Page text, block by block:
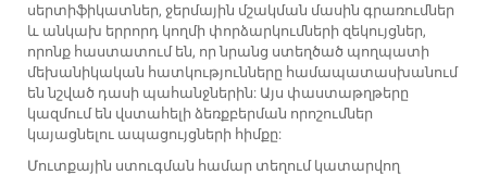
սերտիֆիկատներ, ջերմային մշակման մասին գրառումներ
և անկախ երրորդ կողմի փորձարկումների զեկույցներ,
որոնք հաստատում են, որ նրանց ստեղծած պողպատի
մեխանիկական հատկությունները համապատասխանում
են նշված դասի պահանջներին: Այս փաստաթղթերը
կազմում են վստահելի ձեռքբերման որոշումներ
կայացնելու ապացույցների հիմքը:
Մուտքային ստուգման համար տեղում կատարվող